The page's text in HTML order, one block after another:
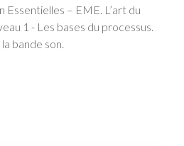
– EME. L’art du
1 - Les bases du processus.
bande son.